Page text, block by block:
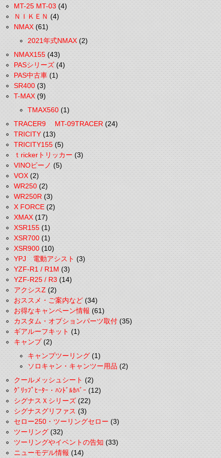
MT-25 MT-03(4)
ＮＩＫＥＮ(4)
NMAX(61)
2021年式NMAX(2)
NMAX155(43)
PASシリーズ(4)
PAS中古車(1)
SR400(3)
T-MAX(9)
TMAX560(1)
TRACER9 MT-09TRACER(24)
TRICITY(13)
TRICITY155(5)
ｔrickerトリッカー(3)
VINOビーノ(5)
VOX(2)
WR250(2)
WR250R(3)
X FORCE(2)
XMAX(17)
XSR155(1)
XSR700(1)
XSR900(10)
YPJ 電動アシスト(3)
YZF-R1 / R1M(3)
YZF-R25 / R3(14)
アクシスZ(2)
おススメ・ご案内など(34)
お得なキャンペーン情報(61)
カスタム・オプションパーツ取付(35)
ギアルーフキット(1)
キャンプ(2)
キャンプツーリング(1)
ソロキャン・キャンツー用品(2)
クールメッシュシート(2)
ｸﾞﾘｯﾌﾟﾋｰﾀｰ・ﾊﾝﾄﾞﾙｶﾊﾞｰ(12)
シグナスＸシリーズ(22)
シグナスグリファス(3)
セロー250・ツーリングセロー(3)
ツーリング(32)
ツーリングやイベントの告知(33)
ニューモデル情報(14)